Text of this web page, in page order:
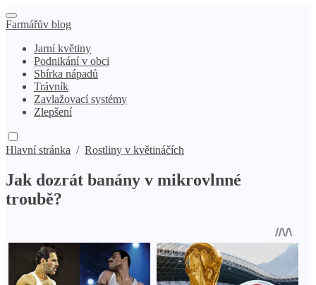
Farmářův blog
Jarní květiny
Podnikání v obci
Sbírka nápadů
Trávník
Zavlažovací systémy
Zlepšení
Hlavní stránka / Rostliny v květináčích
Jak dozrát banány v mikrovlnné
troubě?